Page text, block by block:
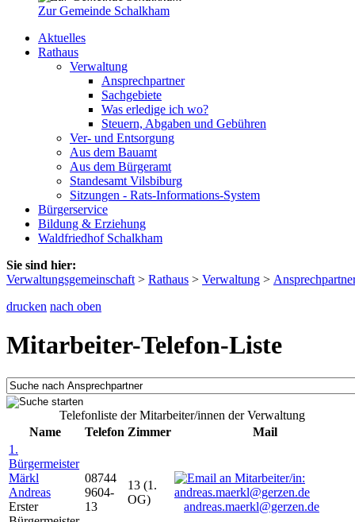
Zur Gemeinde Schalkham
Aktuelles
Rathaus
Verwaltung
Ansprechpartner
Sachgebiete
Was erledige ich wo?
Steuern, Abgaben und Gebühren
Ver- und Entsorgung
Aus dem Bauamt
Aus dem Bürgeramt
Standesamt Vilsbiburg
Sitzungen - Rats-Informations-System
Bürgerservice
Bildung & Erziehung
Waldfriedhof Schalkham
Sie sind hier:
Verwaltungsgemeinschaft > Rathaus > Verwaltung >
drucken nach oben
Mitarbeiter-Telefon-Liste
Telefonliste der Mitarbeiter/innen der Verwaltung
Name
Telefon Zimmer
Mail
1.
Bürgermeister
Märkl
Andreas
Erster
08744
9604-
13
13 (1.
OG)
andreas.maerkl@gerzen.de